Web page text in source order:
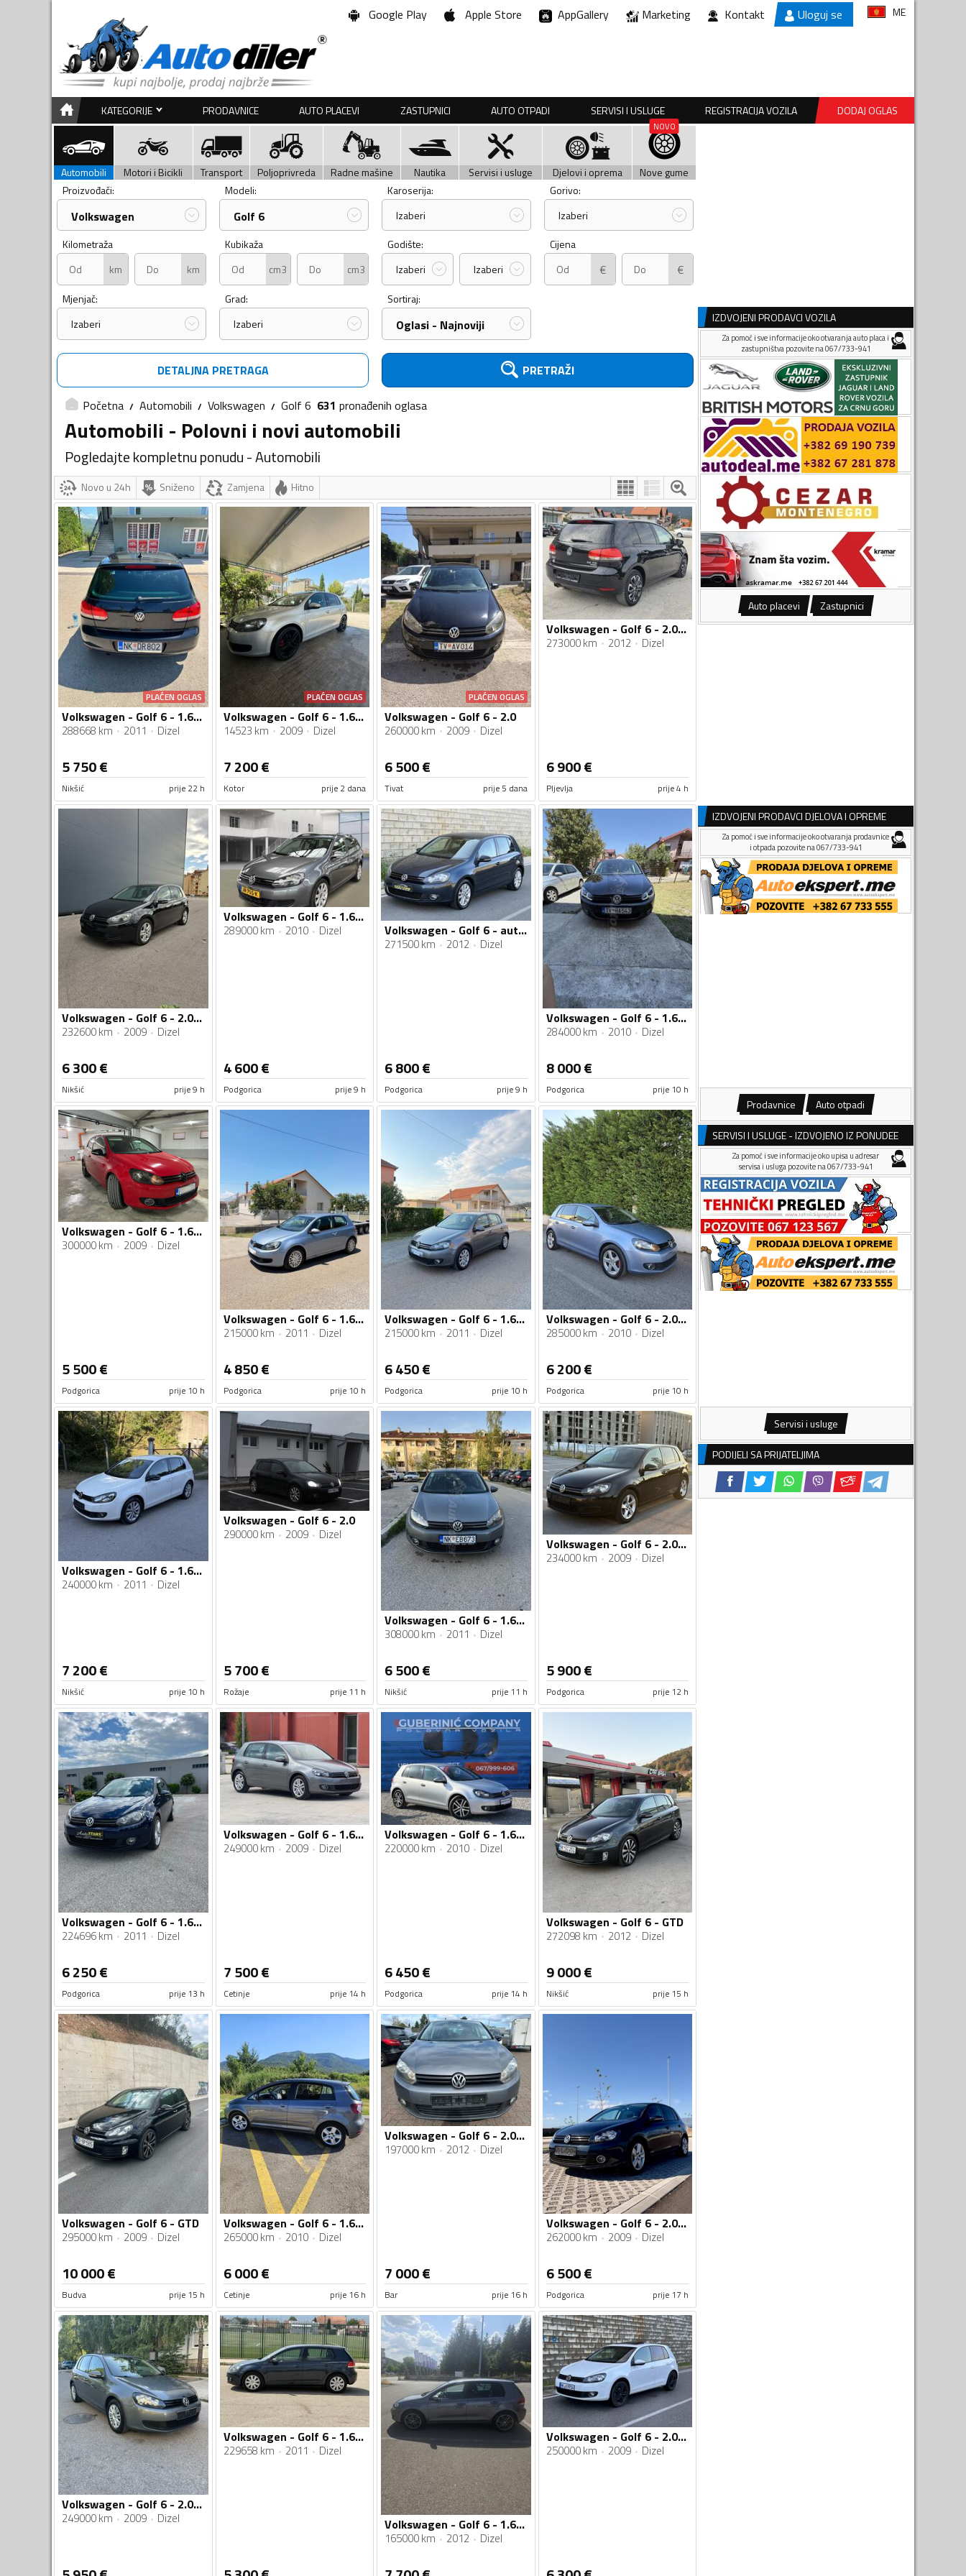
Google Play Apple Store AppGallery Marketing Kontakt Uloguj se ME
KATEGORIJE PRODAVNICE AUTO PLACEVI ZASTUPNICI AUTO OTPADI SERVISI I USLUGE REGISTRACIJA VOZILA DODAJ OGLAS
Automobili Motori i Bicikli Transport Poljoprivreda Radne mašine Nautika Servisi i usluge Djelovi i oprema
Nove gume
Proizvođači:
Volkswagen
Modeli:
Golf 6
Karoserija:
Izaberi
Gorivo:
Izaberi
Kilometraža
km
km
Kubikaža
cm3
cm3
Godište:
Izaberi
Izaberi
Cijena
€ €
Mjenjač:
Izaberi
Grad:
Izaberi
Sortiraj:
Oglasi - Najnoviji
DETALJNA PRETRAGA PRETRAŽI
Početna Automobili Volkswagen Golf 6 631 pronađenih oglasa
Automobili - Polovni i novi automobili
Pogledajte kompletnu ponudu - Automobili
Novo u 24h Sniženo Zamjena Hitno
PLAĆEN OGLAS
Volkswagen - Golf 6 - 1.6 TDI
288668 km 2011 Dizel
5 750€
Nikšić prije 22 h
PLAĆEN OGLAS
Volkswagen - Golf 6 - 1.6 tdi
14523 km 2009 Dizel
7 200€
Kotor prije 2 dana
PLAĆEN OGLAS
Volkswagen - Golf 6 - 2.0
260000 km 2009 Dizel
6 500€
Tivat prije 5 dana
Volkswagen - Golf 6 - 2.0TDI 4X4
273000 km 2012 Dizel
6 900€
Pljevlja prije 4 h
Volkswagen - Golf 6 - 2.0 TDI
232600 km 2009 Dizel
6 300€
Nikšić prije 9 h
Volkswagen - Golf 6 - 1.6 TDI
289000 km 2010 Dizel
4 600€
Podgorica prije 9 h
Volkswagen - Golf 6 - automatik
271500 km 2012 Dizel
6 800€
Podgorica prije 9 h
Volkswagen - Golf 6 - 1.6 Tdi
284000 km 2010 Dizel
8 000€
Podgorica prije 10 h
Volkswagen - Golf 6 - 1.6 TDI
300000 km 2009 Dizel
5 500€
Podgorica prije 10 h
Volkswagen - Golf 6 - 1.6 TDI SPORTLINE
215000 km 2011 Dizel
4 850€
Podgorica prije 10 h
Volkswagen - Golf 6 - 1.6 TDI SPORTLINE
215000 km 2011 Dizel
6 450€
Podgorica prije 10 h
Volkswagen - Golf 6 - 2.0 TDI
285000 km 2010 Dizel
6 200€
Podgorica prije 10 h
Volkswagen - Golf 6 - 1.6 TDI
240000 km 2011 Dizel
7 200€
Nikšić prije 10 h
Volkswagen - Golf 6 - 2.0
290000 km 2009 Dizel
5 700€
Rožaje prije 11 h
Volkswagen - Golf 6 - 1.6 tdi 77kw
308000 km 2011 Dizel
6 500€
Nikšić prije 11 h
Volkswagen - Golf 6 - 2.0 TDI
234000 km 2009 Dizel
5 900€
Podgorica prije 12 h
Volkswagen - Golf 6 - 1.6TDI
224696 km 2011 Dizel
6 250€
Podgorica prije 13 h
Volkswagen - Golf 6 - 1.6- HIGH LINE
249000 km 2009 Dizel
7 500€
Cetinje prije 14 h
Volkswagen - Golf 6 - 1.6 TDI
220000 km 2010 Dizel
6 450€
Podgorica prije 14 h
Volkswagen - Golf 6 - GTD
272098 km 2012 Dizel
9 000€
Nikšić prije 15 h
Volkswagen - Golf 6 - GTD
295000 km 2009 Dizel
10 000€
Budva prije 15 h
Volkswagen - Golf 6 - 1.6 tdi
265000 km 2010 Dizel
6 000€
Cetinje prije 16 h
Volkswagen - Golf 6 - 2.0 TDI
197000 km 2012 Dizel
7 000€
Bar prije 16 h
Volkswagen - Golf 6 - 2.0 tdi
262000 km 2009 Dizel
6 500€
Podgorica prije 17 h
Volkswagen - Golf 6 - 2.0 TDI
249000 km 2009 Dizel
Volkswagen - Golf 6 - 1.6 tdi 77 kw
229658 km 2011 Dizel
Volkswagen - Golf 6 - 1.6 TDI
165000 km 2012 Dizel
Volkswagen - Golf 6 - 2.0 TDI ocarinjen
250000 km 2009 Dizel
IZDVOJENI PRODAVCI VOZILA
Za pomoć i sve informacije oko otvaranja auto placa i
zastupništva pozovite na 067/733-941
Auto placevi Zastupnici
IZDVOJENI PRODAVCI DJELOVA I OPREME
Za pomoć i sve informacije oko otvaranja prodavnice
i otpada pozovite na 067/733-941
Prodavnice Auto otpadi
SERVISI I USLUGE - IZDVOJENO IZ PONUDEE
Za pomoć i sve informacije oko upisa u adresar
servisa i usluga pozovite na 067/733-941
Servisi i usluge
PODIJELI SA PRIJATELJIMA